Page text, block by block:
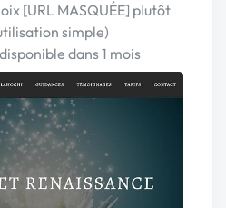
[URL MASQUÉE] plutôt
simple)
dans 1 mois